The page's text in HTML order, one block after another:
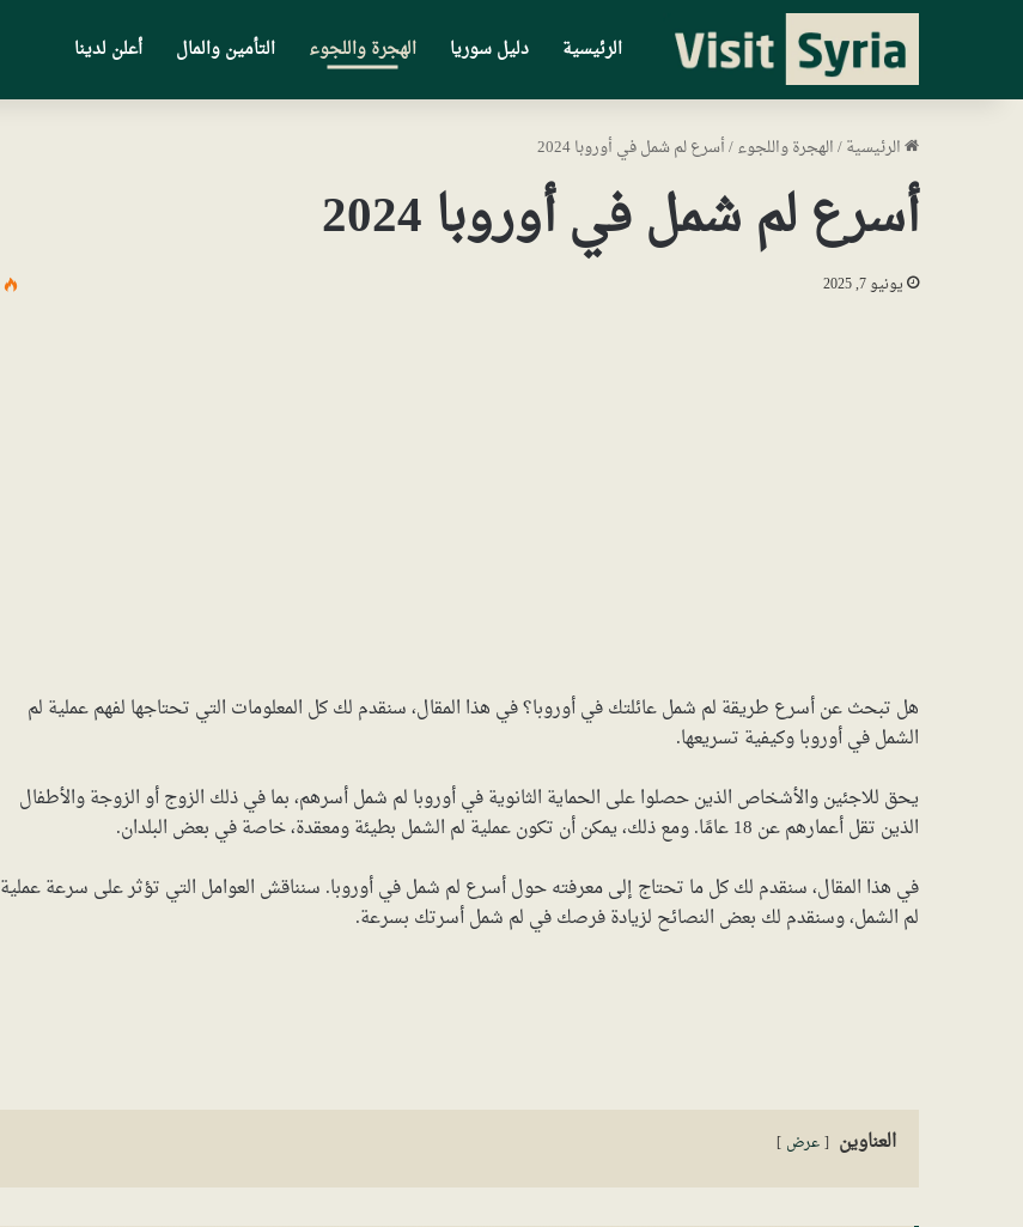
الرئيسية دليل سوريا الهجرة واللجوء التأمين والمال أعلن لدينا
الرئيسية/الهجرة واللجوء/أسرع لم شمل في أوروبا 2024
أسرع لم شمل في أوروبا 2024
يونيو 7, 2025
هل تبحث عن أسرع طريقة لم شمل عائلتك في أوروبا؟ في هذا المقال، سنقدم لك كل المعلومات التي تحتاجها لفهم عملية لم
الشمل في أوروبا وكيفية تسريعها.
يحق للاجئين والأشخاص الذين حصلوا على الحماية الثانوية في أوروبا لم شمل أسرهم، بما في ذلك الزوج أو الزوجة والأطفال
الذين تقل أعمارهم عن 18 عامًا. ومع ذلك، يمكن أن تكون عملية لم الشمل بطيئة ومعقدة، خاصة في بعض البلدان.
في هذا المقال، سنقدم لك كل ما تحتاج إلى معرفته حول أسرع لم شمل في أوروبا. سنناقش العوامل التي تؤثر على سرعة عملية
لم الشمل، وسنقدم لك بعض النصائح لزيادة فرصك في لم شمل أسرتك بسرعة.
العناوين عرض